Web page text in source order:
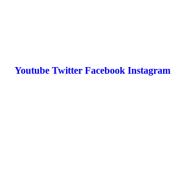
Youtube Twitter Facebook Instagram